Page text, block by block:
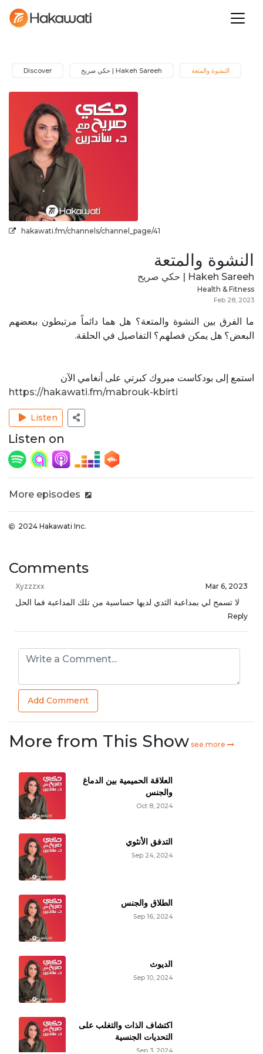
Discover Hakeh Sareeh | حكي صريح النشوة والمتعة
hakawati.fm/channels/channel_page/41
النشوة والمتعة
Hakeh Sareeh | حكي صريح
Health & Fitness
Feb 28, 2023
ما الفرق بين النشوة والمتعة؟ هل هما دائماً مرتبطون ببعضهم
البعض؟ هل يمكن فصلهم؟ التفاصيل في الحلقة.
استمع إلى بودكاست مبروك كبرتي على أنغامي الآن
https://hakawati.fm/mabrouk-kbirti
Listen
Listen on
More episodes
2024 Hakawati Inc.
Comments
Xyzzzxx Mar 6, 2023
لا تسمح لي بمداعبة الثدي لديها حساسية من تلك المداعبة فما الحل
Reply
Add Comment
More from This Show see more
العلاقة الحميمية بين الدماغ
والجنس
Oct 8, 2024
التدفق الأنثوي
Sep 24, 2024
الطلاق والجنس
Sep 16, 2024
الديوث
Sep 10, 2024
اكتشاف الذات والتغلب على
التحديات الجنسية
Sep 3, 2024